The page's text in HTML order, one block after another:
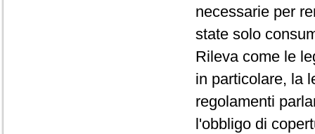
necessarie per
state solo
Rileva come le
in particolare, la
regolamenti
l'obbligo di